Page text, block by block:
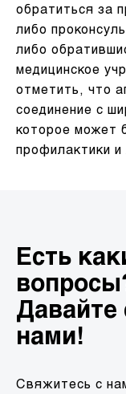
обратиться за
либо
либо
медицинское
отметить, что
соединение с
которое может
профилактики и
Есть
Давайте
нами!
Свяжитесь с